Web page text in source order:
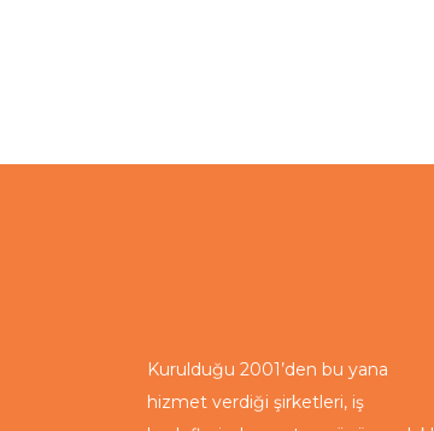
Kurulduğu 2001’den bu yana
hizmet verdiği şirketleri, iş